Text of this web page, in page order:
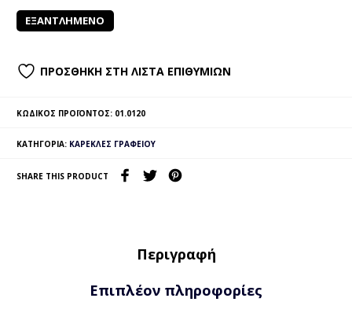
ΕΞΑΝΤΛΗΜΈΝΟ
ΠΡΟΣΘΉΚΗ ΣΤΗ ΛΊΣΤΑ ΕΠΙΘΥΜΙΏΝ
ΚΩΔΙΚΌΣ ΠΡΟΪΌΝΤΟΣ: 01.0120
ΚΑΤΗΓΟΡΊΑ: ΚΑΡΈΚΛΕΣ ΓΡΑΦΕΊΟΥ
SHARE THIS PRODUCT
Περιγραφή
Επιπλέον πληροφορίες